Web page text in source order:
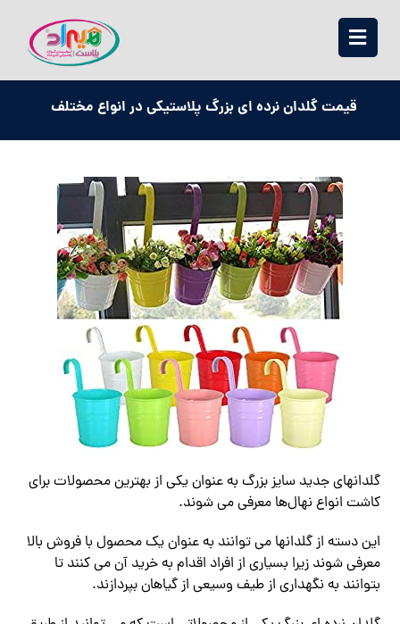
قیمت گلدان نرده ای بزرگ پلاستیکی در انواع مختلف
گلدانهای جدید سایز بزرگ به عنوان یکی از بهترین محصولات برای
کاشت انواع نهال‌ها معرفی می شوند.
این دسته از گلدانها می توانند به عنوان یک محصول با فروش بالا
معرفی شوند زیرا بسیاری از افراد اقدام به خرید آن می کنند تا
بتوانند به نگهداری از طیف وسیعی از گیاهان بپردازند.